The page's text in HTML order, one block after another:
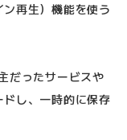
再生）機能を使う
ったサービスや
し、一時的に保存